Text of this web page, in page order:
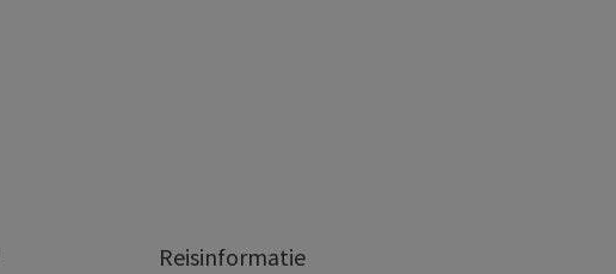
Reisinformatie